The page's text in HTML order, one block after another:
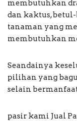
membutuhkan
dan kaktus,
tanaman yang
membutuhkan
Seandainya
pilihan yang
selain
pasir kami Jual